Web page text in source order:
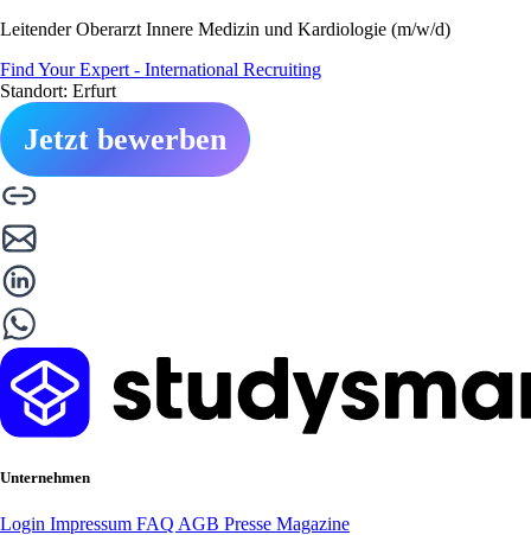
Leitender Oberarzt Innere Medizin und Kardiologie (m/w/d)
Find Your Expert - International Recruiting
Standort: Erfurt
Jetzt bewerben
Unternehmen
Login Impressum FAQ AGB Presse Magazine